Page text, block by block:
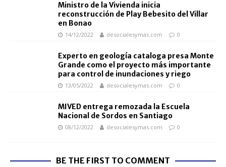
Ministro de la Vivienda inicia
reconstrucción de Play Bebesito del Villar
en Bonao
14/12/2022 desocialesymas.com 0
Experto en geología cataloga presa Monte
Grande como el proyecto más importante
para control de inundaciones y riego
13/05/2022 desocialesymas.com 0
MIVED entrega remozada la Escuela
Nacional de Sordos en Santiago
08/12/2022 desocialesymas.com 0
BE THE FIRST TO COMMENT